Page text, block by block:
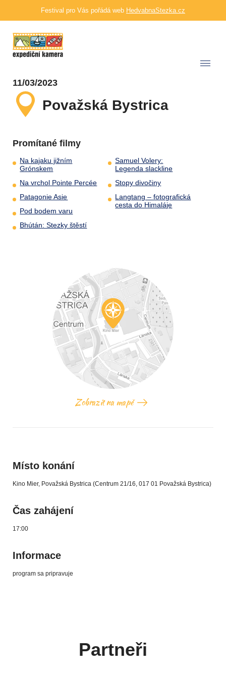
Festival pro Vás pořádá web HedvabnaStezka.cz
11/03/2023
Považská Bystrica
Promítané filmy
Na kajaku jižním
Grónskem
Na vrchol Pointe Percée
Patagonie Asie
Pod bodem varu
Bhútán: Stezky štěstí
Samuel Volery:
Legenda slackline
Stopy divočiny
Langtang – fotografická
cesta do Himaláje
Zobrazit na mapě
Místo konání
Kino Mier, Považská Bystrica (Centrum 21/16, 017 01 Považská Bystrica)
Čas zahájení
17:00
Informace
program sa pripravuje
Partneři